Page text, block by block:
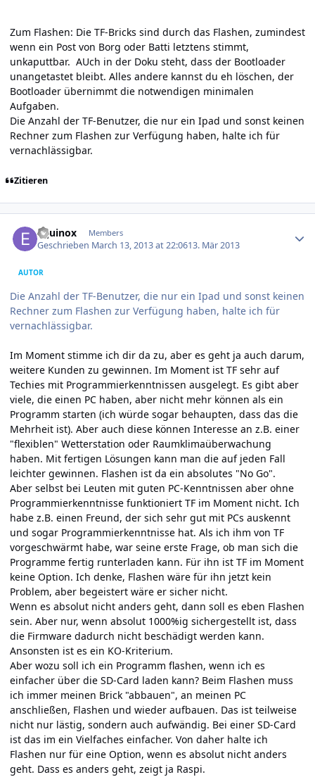
Zum Flashen: Die TF-Bricks sind durch das Flashen, zumindest
wenn ein Post von Borg oder Batti letztens stimmt,
unkaputtbar. AUch in der Doku steht, dass der Bootloader
unangetastet bleibt. Alles andere kannst du eh löschen, der
Bootloader übernimmt die notwendigen minimalen
Aufgaben.
Die Anzahl der TF-Benutzer, die nur ein Ipad und sonst keinen
Rechner zum Flashen zur Verfügung haben, halte ich für
vernachlässigbar.
Zitieren
Equinox Members
Geschrieben March 13, 2013 at 22:0613. Mär 2013
AUTOR
Die Anzahl der TF-Benutzer, die nur ein Ipad und sonst keinen
Rechner zum Flashen zur Verfügung haben, halte ich für
vernachlässigbar.
Im Moment stimme ich dir da zu, aber es geht ja auch darum,
weitere Kunden zu gewinnen. Im Moment ist TF sehr auf
Techies mit Programmierkenntnissen ausgelegt. Es gibt aber
viele, die einen PC haben, aber nicht mehr können als ein
Programm starten (ich würde sogar behaupten, dass das die
Mehrheit ist). Aber auch diese können Interesse an z.B. einer
"flexiblen" Wetterstation oder Raumklimaüberwachung
haben. Mit fertigen Lösungen kann man die auf jeden Fall
leichter gewinnen. Flashen ist da ein absolutes "No Go".
Aber selbst bei Leuten mit guten PC-Kenntnissen aber ohne
Programmierkenntnisse funktioniert TF im Moment nicht. Ich
habe z.B. einen Freund, der sich sehr gut mit PCs auskennt
und sogar Programmierkenntnisse hat. Als ich ihm von TF
vorgeschwärmt habe, war seine erste Frage, ob man sich die
Programme fertig runterladen kann. Für ihn ist TF im Moment
keine Option. Ich denke, Flashen wäre für ihn jetzt kein
Problem, aber begeistert wäre er sicher nicht.
Wenn es absolut nicht anders geht, dann soll es eben Flashen
sein. Aber nur, wenn absolut 1000%ig sichergestellt ist, dass
die Firmware dadurch nicht beschädigt werden kann.
Ansonsten ist es ein KO-Kriterium.
Aber wozu soll ich ein Programm flashen, wenn ich es
einfacher über die SD-Card laden kann? Beim Flashen muss
ich immer meinen Brick "abbauen", an meinen PC
anschließen, Flashen und wieder aufbauen. Das ist teilweise
nicht nur lästig, sondern auch aufwändig. Bei einer SD-Card
ist das im ein Vielfaches einfacher. Von daher halte ich
Flashen nur für eine Option, wenn es absolut nicht anders
geht. Dass es anders geht, zeigt ja Raspi.